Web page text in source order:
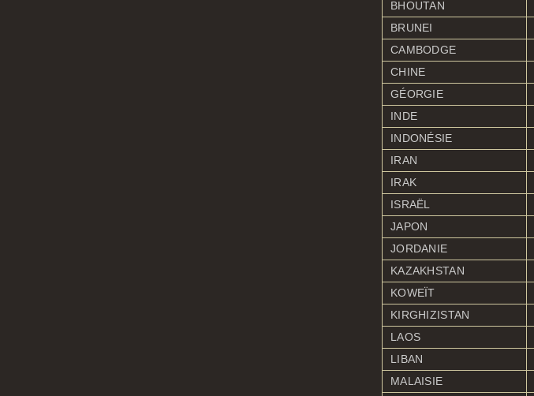
BHOUTAN
BRUNEI
CAMBODGE
CHINE
GÉORGIE
INDE
INDONÉSIE
IRAN
IRAK
ISRAËL
JAPON
JORDANIE
KAZAKHSTAN
KOWEÏT
KIRGHIZISTAN
LAOS
LIBAN
MALAISIE